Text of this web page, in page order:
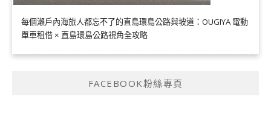
每個瀨戶內海旅人都忘不了的直島環島公路與坡道：OUGIYA 電動
單車租借 × 直島環島公路視角全攻略
FACEBOOK粉絲專頁